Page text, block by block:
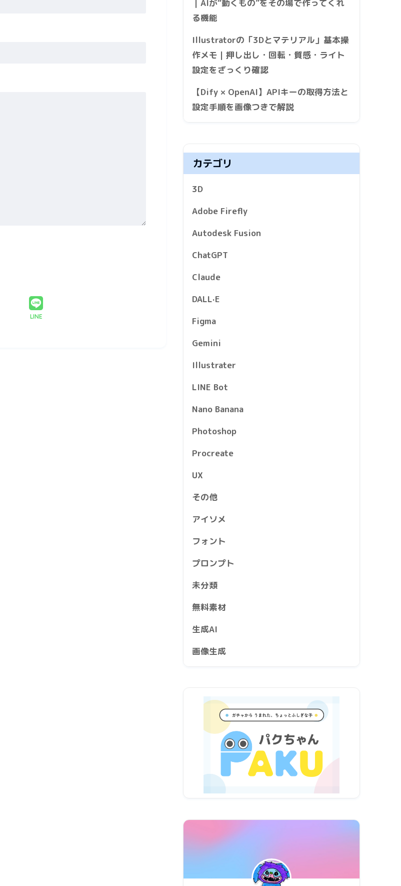
LINE
｜AIが“動くもの”をその場で作ってくれ
る機能
Illustratorの「3Dとマテリアル」基本操
作メモ｜押し出し・回転・質感・ライト
設定をざっくり確認
【Dify × OpenAI】APIキーの取得方法と
設定手順を画像つきで解説
カテゴリ
3D
Adobe Firefly
Autodesk Fusion
ChatGPT
Claude
DALL·E
Figma
Gemini
Illustrater
LINE Bot
Nano Banana
Photoshop
Procreate
UX
その他
アイソメ
フォント
プロンプト
未分類
無料素材
生成AI
画像生成